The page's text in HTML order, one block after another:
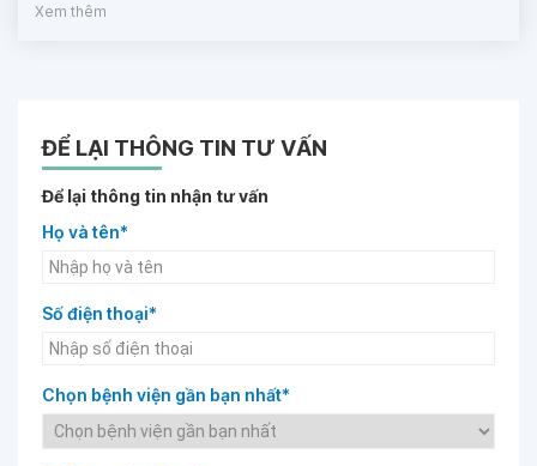
Xem thêm
ĐỂ LẠI THÔNG TIN TƯ VẤN
Để lại thông tin nhận tư vấn
Họ và tên*
Số điện thoại*
Chọn bệnh viện gần bạn nhất*